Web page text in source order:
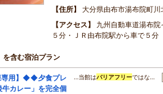
住所
大分県由布市湯布院町川
アクセス
九州自動車道湯布
５分・ＪＲ由布院駅から車で５分
を含む宿泊プラン
専用】◆◆夕食プレ
カレー」を完全個
…当館はバリアフリーではな…